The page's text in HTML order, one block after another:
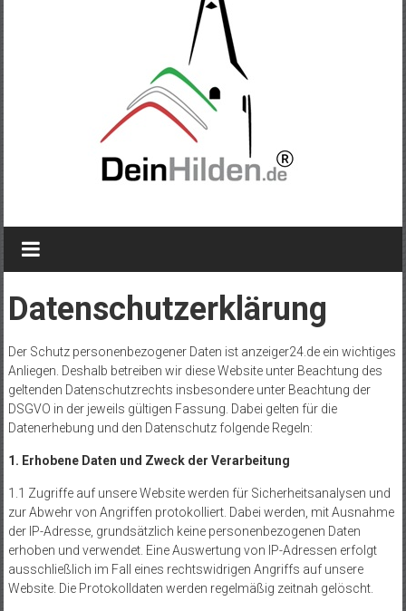
Datenschutzerklärung
Der Schutz personenbezogener Daten ist anzeiger24.de ein wichtiges
Anliegen. Deshalb betreiben wir diese Website unter Beachtung des
geltenden Datenschutzrechts insbesondere unter Beachtung der
DSGVO in der jeweils gültigen Fassung. Dabei gelten für die
Datenerhebung und den Datenschutz folgende Regeln:
1. Erhobene Daten und Zweck der Verarbeitung
1.1 Zugriffe auf unsere Website werden für Sicherheitsanalysen und
zur Abwehr von Angriffen protokolliert. Dabei werden, mit Ausnahme
der IP-Adresse, grundsätzlich keine personenbezogenen Daten
erhoben und verwendet. Eine Auswertung von IP-Adressen erfolgt
ausschließlich im Fall eines rechtswidrigen Angriffs auf unsere
Website. Die Protokolldaten werden regelmäßig zeitnah gelöscht.